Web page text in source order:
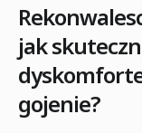
jak
gojenie?